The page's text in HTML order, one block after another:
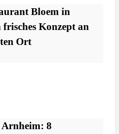
Bloem in
Konzept an
Ort
8